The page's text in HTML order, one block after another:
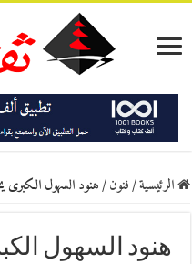
الرئيسية/فنون/هنود السهول
هنود السهول